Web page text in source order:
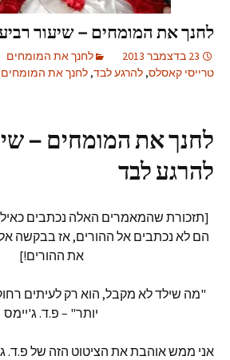
לחנך את המומחים – שיעור
23 בדצמבר 2013 לחנך את המומחים
טרייסי קאסלס, להרגע לבד, לחנך את המומחים
לחנך את המומחים –
להרגע לבד
[תזכורת שהמאמרים האלה נכתבים
הם לא נכתבים אל ההורים, אז בבקשה
את ההורים!]
"מה שילד לא מקבל, הוא רק לעיתים
יותר" – פ.ד. ג'יימס
אני ממש אוהבת את הציטוט הזה של פ.ד.